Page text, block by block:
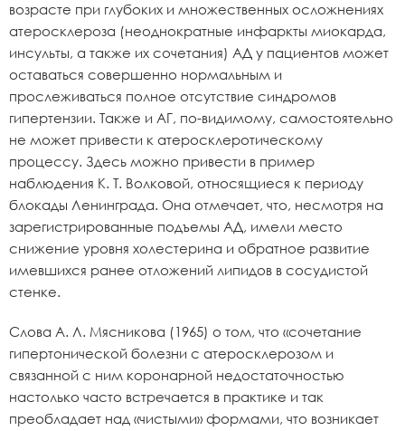
возрасте при глубоких и множественных осложнениях
атеросклероза (неоднократные инфаркты миокарда,
инсульты, а также их сочетания) АД у пациентов может
оставаться совершенно нормальным и
прослеживаться полное отсутствие синдромов
гипертензии. Также и АГ, по-видимому, самостоятельно
не может привести к атеросклеротическому
процессу. Здесь можно привести в пример
наблюдения К. Т. Волковой, относящиеся к периоду
блокады Ленинграда. Она отмечает, что, несмотря на
зарегистрированные подъемы АД, имели место
снижение уровня холестерина и обратное развитие
имевшихся ранее отложений липидов в сосудистой
стенке.
Слова А. Л. Мясникова (1965) о том, что «сочетание
гипертонической болезни с атеросклерозом и
связанной с ним коронарной недостаточностью
настолько часто встречается в практике и так
преобладает над «чистыми» формами, что возникает